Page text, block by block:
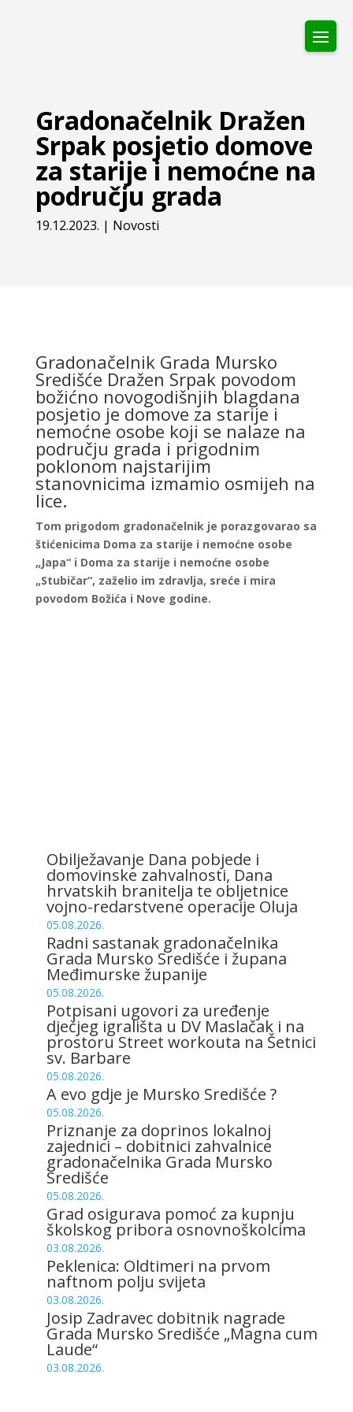
Gradonačelnik Dražen
Srpak posjetio domove
za starije i nemoćne na
području grada
19.12.2023. | Novosti
Gradonačelnik Grada Mursko
Središće Dražen Srpak povodom
božićno novogodišnjih blagdana
posjetio je domove za starije i
nemoćne osobe koji se nalaze na
području grada i prigodnim
poklonom najstarijim
stanovnicima izmamio osmijeh na
lice.
Tom prigodom gradonačelnik je porazgovarao sa
štićenicima Doma za starije i nemoćne osobe
„Japa“ i Doma za starije i nemoćne osobe
„Stubičar“, zaželio im zdravlja, sreće i mira
povodom Božića i Nove godine.
Obilježavanje Dana pobjede i
domovinske zahvalnosti, Dana
hrvatskih branitelja te obljetnice
vojno-redarstvene operacije Oluja
05.08.2026.
Radni sastanak gradonačelnika
Grada Mursko Središće i župana
Međimurske županije
05.08.2026.
Potpisani ugovori za uređenje
dječjeg igrališta u DV Maslačak i na
prostoru Street workouta na Šetnici
sv. Barbare
05.08.2026.
A evo gdje je Mursko Središće ?
05.08.2026.
Priznanje za doprinos lokalnoj
zajednici – dobitnici zahvalnice
gradonačelnika Grada Mursko
Središće
05.08.2026.
Grad osigurava pomoć za kupnju
školskog pribora osnovnoškolcima
03.08.2026.
Peklenica: Oldtimeri na prvom
naftnom polju svijeta
03.08.2026.
Josip Zadravec dobitnik nagrade
Grada Mursko Središće „Magna cum
Laude“
03.08.2026.